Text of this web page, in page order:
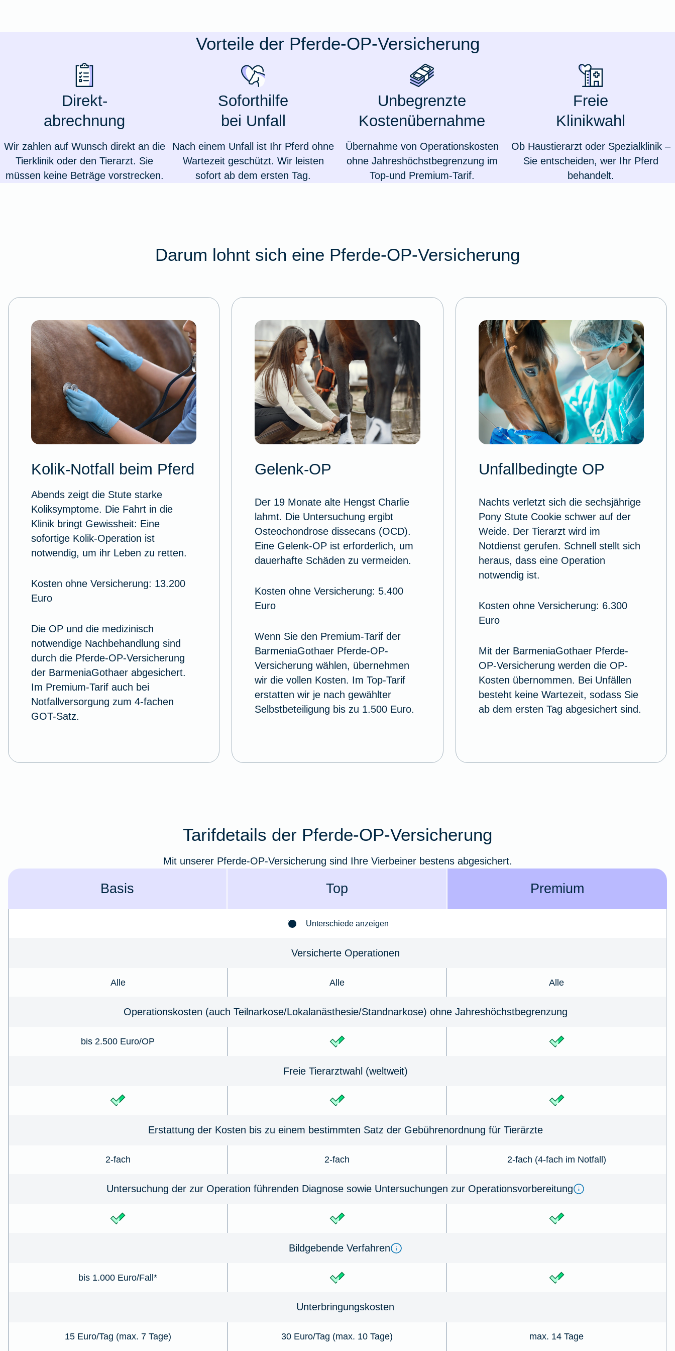
Oldtimersammlungsversicherung
Zur Produktübersicht
Weil du wichtig bist
Vorteile der Pferde-OP-Versicherung
Direkt-
abrechnung
Wir zahlen auf Wunsch direkt an die
Tierklinik oder den Tierarzt. Sie
müssen keine Beträge vorstrecken.
Soforthilfe
bei Unfall
Nach einem Unfall ist Ihr Pferd ohne
Wartezeit geschützt. Wir leisten
sofort ab dem ersten Tag.
Unbegrenzte
Kostenübernahme
Übernahme von Operationskosten
ohne Jahreshöchstbegrenzung im
Top-und Premium-Tarif.
Freie
Klinikwahl
Ob Haustierarzt oder Spezialklinik –
Sie entscheiden, wer Ihr Pferd
behandelt.
Darum lohnt sich eine Pferde-OP-Versicherung
Kolik-Notfall beim Pferd
Abends zeigt die Stute starke
Koliksymptome. Die Fahrt in die
Klinik bringt Gewissheit: Eine
sofortige Kolik-Operation ist
notwendig, um ihr Leben zu retten.
Kosten ohne Versicherung: 13.200
Euro
Die OP und die medizinisch
notwendige Nachbehandlung sind
durch die Pferde-OP-Versicherung
der BarmeniaGothaer abgesichert.
Im Premium-Tarif auch bei
Notfallversorgung zum 4-fachen
GOT-Satz.
Gelenk-OP
Der 19 Monate alte Hengst Charlie
lahmt. Die Untersuchung ergibt
Osteochondrose dissecans (OCD).
Eine Gelenk-OP ist erforderlich, um
dauerhafte Schäden zu vermeiden.
Kosten ohne Versicherung: 5.400
Euro
Wenn Sie den Premium-Tarif der
BarmeniaGothaer Pferde-OP-
Versicherung wählen, übernehmen
wir die vollen Kosten. Im Top-Tarif
erstatten wir je nach gewählter
Selbstbeteiligung bis zu 1.500 Euro.
Unfallbedingte OP
Nachts verletzt sich die sechsjährige
Pony Stute Cookie schwer auf der
Weide. Der Tierarzt wird im
Notdienst gerufen. Schnell stellt sich
heraus, dass eine Operation
notwendig ist.
Kosten ohne Versicherung: 6.300
Euro
Mit der BarmeniaGothaer Pferde-
OP-Versicherung werden die OP-
Kosten übernommen. Bei Unfällen
besteht keine Wartezeit, sodass Sie
ab dem ersten Tag abgesichert sind.
Tarifdetails der Pferde-OP-Versicherung
Mit unserer Pferde-OP-Versicherung sind Ihre Vierbeiner bestens abgesichert.
Basis Top Premium
Unterschiede anzeigen
Versicherte Operationen
Alle Alle Alle
Operationskosten (auch Teilnarkose/Lokal­anästhesie/Standnarkose) ohne Jahreshöchstbe­grenzung
bis 2.500 Euro/OP
Freie Tierarztwahl (weltweit)
Erstattung der Kosten bis zu einem bestimmten Satz der Gebührenordnung für Tierärzte
2-fach 2-fach 2-fach (4-fach im Notfall)
Untersuchung der zur Operation führenden Diagnose sowie Untersuchungen zur Operationsvorbereitung
Bildgebende Verfahren
bis 1.000 Euro/Fall*
Unterbringungskosten
15 Euro/Tag (max. 7 Tage) 30 Euro/Tag (max. 10 Tage) max. 14 Tage